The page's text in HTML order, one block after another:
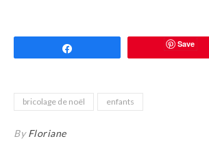
Save
bricolage de noël enfants
ByFloriane